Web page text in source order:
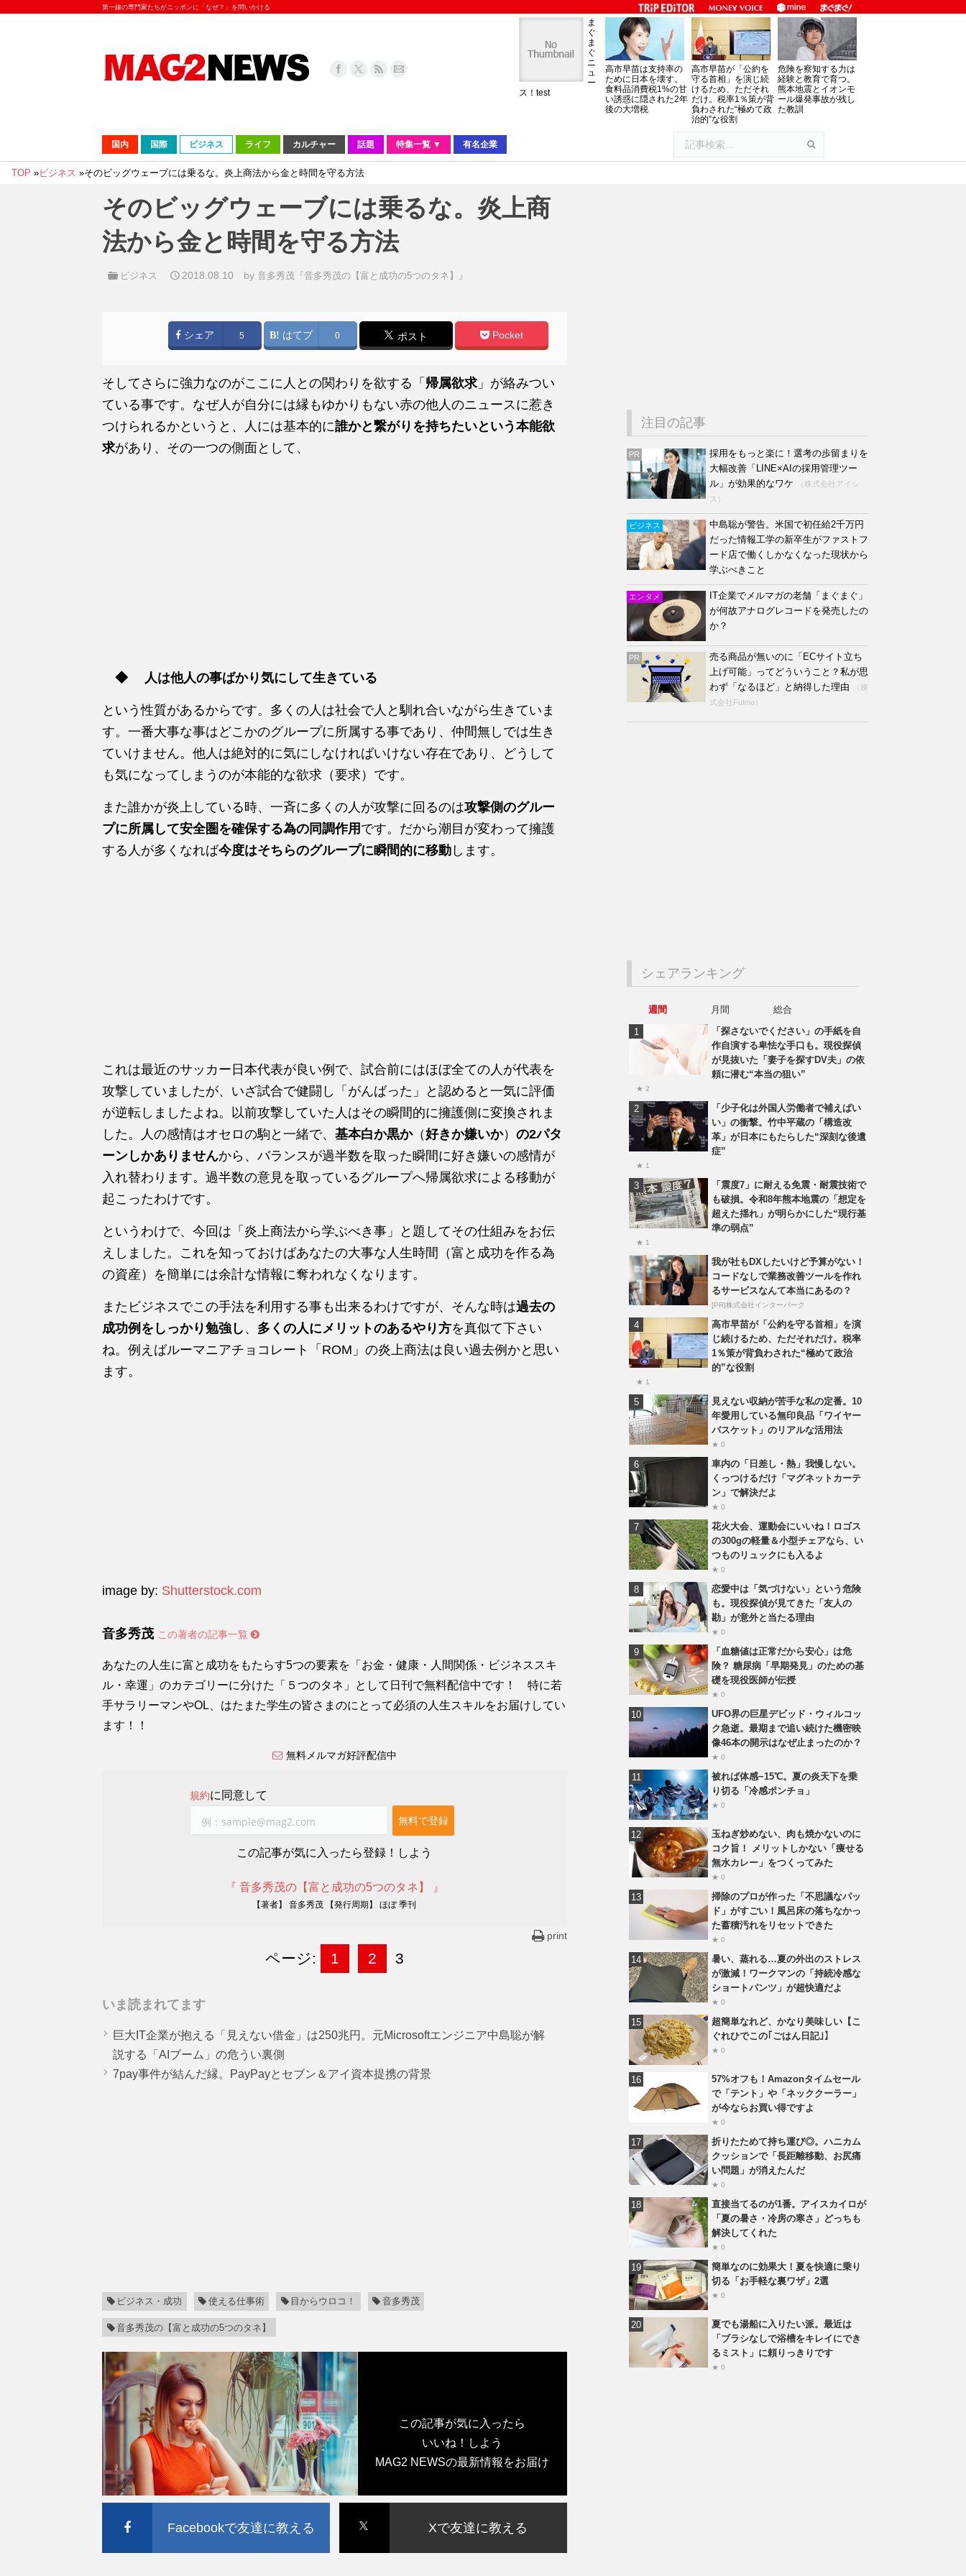
第一線の専門家たちがニッポンに「なぜ？」を問いかける
ま
ぐ
ま
ぐ
ニ
ュ
ー
ス！test
高市早苗は支持率の
ために日本を壊す。
食料品消費税1%の甘
い誘惑に隠された2年
後の大増税
高市早苗が「公約を
守る首相」を演じ続
けるため、ただそれ
だけ。税率1％策が背
負わされた“極めて政
治的”な役割
危険を察知する力は
経験と教育で育つ。
熊本地震とイオンモ
ール爆発事故が残し
た教訓
国内 国際 ビジネス ライフ カルチャー 話題 特集一覧 ▼ 有名企業
TOP »ビジネス »そのビッグウェーブには乗るな。炎上商法から金と時間を守る方法
そのビッグウェーブには乗るな。炎上商
法から金と時間を守る方法
ビジネス 2018.08.10 by音多秀茂『音多秀茂の【富と成功の5つのタネ】』
シェア 5 はてブ 0 ポスト Pocket
そしてさらに強力なのがここに人との関わりを欲する「 帰属欲求 」が絡みつい
ている事です。なぜ人が自分には縁もゆかりもない赤の他人のニュースに惹き
つけられるかというと、人には基本的に誰かと繋がりを持ちたいという本能欲
求があり、その一つの側面として、
◆ 人は他人の事ばかり気にして生きている
という性質があるからです。多くの人は社会で人と馴れ合いながら生きていま
す。一番大事な事はどこかのグループに所属する事であり、仲間無しでは生き
ていけません。他人は絶対的に気にしなければいけない存在であり、どうして
も気になってしまうのが本能的な欲求（要求）です。
また誰かが炎上している時、一斉に多くの人が攻撃に回るのは攻撃側のグルー
プに所属して安全圏を確保する為の同調作用 です。だから潮目が変わって擁護
する人が多くなれば今度はそちらのグループに瞬間的に移動 します。
これは最近のサッカー日本代表が良い例で、試合前にはほぼ全ての人が代表を
攻撃していましたが、いざ試合で健闘し「がんばった」と認めると一気に評価
が逆転しましたよね。以前攻撃していた人はその瞬間的に擁護側に変換されま
した。人の感情はオセロの駒と一緒で、 基本白か黒か（好きか嫌いか） の2パタ
ーンしかありませんから、バランスが過半数を取った瞬間に好き嫌いの感情が
入れ替わります。過半数の意見を取っているグループへ帰属欲求による移動が
起こったわけです。
というわけで、今回は「炎上商法から学ぶべき事」と題してその仕組みをお伝
えしました。これを知っておけばあなたの大事な人生時間（富と成功を作る為
の資産）を簡単には余計な情報に奪われなくなります。
またビジネスでこの手法を利用する事も出来るわけですが、そんな時は過去の
成功例をしっかり勉強し 、 多くの人にメリットのあるやり方を真似て下さい
ね。例えばルーマニアチョコレート「ROM」の炎上商法は良い過去例かと思い
ます。
image by: Shutterstock.com
音多秀茂 この著者の記事一覧
あなたの人生に富と成功をもたらす5つの要素を「お金・健康・人間関係・ビジネススキ
ル・幸運」のカテゴリーに分けた「５つのタネ」として日刊で無料配信中です！ 特に若
手サラリーマンやOL、はたまた学生の皆さまのにとって必須の人生スキルをお届けしてい
ます！！
無料メルマガ好評配信中
規約に同意して
この記事が気に入ったら登録！しよう
『 音多秀茂の【富と成功の5つのタネ】 』
【著者】 音多秀茂 【発行周期】 ほぼ 季刊
print
ページ: 1 2 3
いま読まれてます
巨大IT企業が抱える「見えない借金」は250兆円。元Microsoftエンジニア中島聡が解
説する「AIブーム」の危うい裏側
7pay事件が結んだ縁。PayPayとセブン＆アイ資本提携の背景
ビジネス・成功 使える仕事術 目からウロコ！ 音多秀茂
音多秀茂の【富と成功の5つのタネ】
この記事が気に入ったら
いいね！しよう
MAG2 NEWSの最新情報をお届け
Facebookで友達に教える Xで友達に教える
注目の記事
PR
採用をもっと楽に！選考の歩留まりを
大幅改善「LINE×AIの採用管理ツー
ル」が効果的なワケ
（株式会社アイシ
ス）
ビジネス
中島聡が警告。米国で初任給2千万円
だった情報工学の新卒生がファストフ
ード店で働くしかなくなった現状から
学ぶべきこと
エンタメ
IT企業でメルマガの老舗「まぐまぐ」
が何故アナログレコードを発売したの
か？
PR
売る商品が無いのに「ECサイト立ち
上げ可能」ってどういうこと？私が思
わず「なるほど」と納得した理由
（株
式会社Fulmo）
シェアランキング
週間 月間
総合
「探さないでください」の手紙を自
作自演する卑怯な手口も。現役探偵
が見抜いた「妻子を探すDV夫」の依
頼に潜む“本当の狙い”
★ 2
「少子化は外国人労働者で補えばい
い」の衝撃。竹中平蔵の「構造改
革」が日本にもたらした“深刻な後遺
症”
★ 1
「震度7」に耐える免震・耐震技術で
も破損。令和8年熊本地震の「想定を
超えた揺れ」が明らかにした“現行基
準の弱点”
★ 1
我が社もDXしたいけど予算がない！
コードなしで業務改善ツールを作れ
るサービスなんて本当にあるの？
[PR]株式会社インターパーク
高市早苗が「公約を守る首相」を演
じ続けるため、ただそれだけ。税率
1％策が背負わされた“極めて政治
的”な役割
★ 1
見えない収納が苦手な私の定番。10
年愛用している無印良品「ワイヤー
バスケット」のリアルな活用法
★ 0
車内の「日差し・熱」我慢しない。
くっつけるだけ「マグネットカーテ
ン」で解決だよ
★ 0
花火大会、運動会にいいね！ロゴス
の300gの軽量＆小型チェアなら、い
つものリュックにも入るよ
★ 0
恋愛中は「気づけない」という危険
も。現役探偵が見てきた「友人の
勘」が意外と当たる理由
★ 0
「血糖値は正常だから安心」は危
険？ 糖尿病「早期発見」のための基
礎を現役医師が伝授
★ 0
UFO界の巨星デビッド・ウィルコッ
ク急逝。最期まで追い続けた機密映
像46本の開示はなぜ止まったのか？
★ 0
被れば体感−15℃。夏の炎天下を乗
り切る「冷感ポンチョ」
★ 0
玉ねぎ炒めない、肉も焼かないのに
コク旨！ メリットしかない「痩せる
無水カレー」をつくってみた
★ 0
掃除のプロが作った「不思議なパッ
ド」がすごい！風呂床の落ちなかっ
た蓄積汚れをリセットできた
★ 0
暑い、蒸れる…夏の外出のストレス
が激減！ワークマンの「持続冷感な
ショートパンツ」が超快適だよ
★ 0
超簡単なれど、かなり美味しい【こ
ぐれひでこの｢ごはん日記｣】
★ 0
57%オフも！Amazonタイムセール
で「テント」や「ネッククーラー」
が今ならお買い得ですよ
★ 0
折りたためて持ち運び◎。ハニカム
クッションで「長距離移動、お尻痛
い問題」が消えたんだ
★ 0
直接当てるのが1番。アイスカイロが
「夏の暑さ・冷房の寒さ」どっちも
解決してくれた
★ 0
簡単なのに効果大！夏を快適に乗り
切る「お手軽な裏ワザ」2選
★ 0
夏でも湯船に入りたい派。最近は
「ブラシなしで浴槽をキレイにでき
るミスト」に頼りっきりです
★ 0